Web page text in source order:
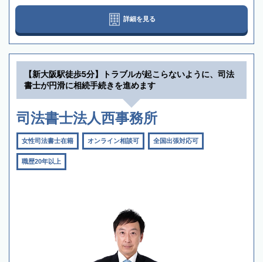
詳細を見る
【新大阪駅徒歩5分】トラブルが起こらないように、司法
書士が円滑に相続手続きを進めます
司法書士法人西事務所
女性司法書士在籍 オンライン相談可 全国出張対応可
職歴20年以上